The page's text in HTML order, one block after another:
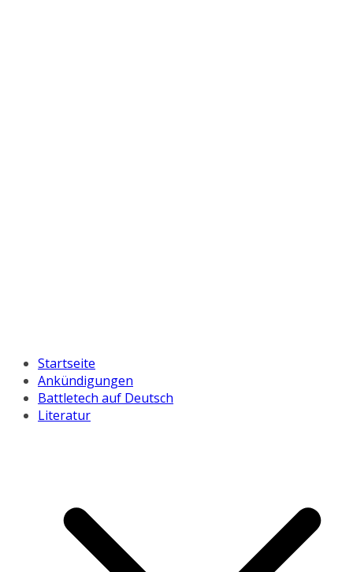
Startseite
Ankündigungen
Battletech auf Deutsch
Literatur